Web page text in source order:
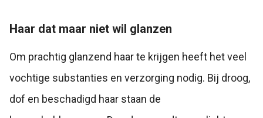
Haar dat maar niet wil glanzen
Om prachtig glanzend haar te krijgen heeft het veel
vochtige substanties en verzorging nodig. Bij droog,
dof en beschadigd haar staan de